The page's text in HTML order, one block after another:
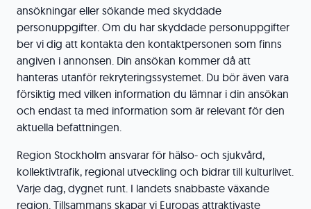
ansökningar eller sökande med skyddade
personuppgifter. Om du har skyddade personuppgifter
ber vi dig att kontakta den kontaktpersonen som finns
angiven i annonsen. Din ansökan kommer då att
hanteras utanför rekryteringssystemet. Du bör även vara
försiktig med vilken information du lämnar i din ansökan
och endast ta med information som är relevant för den
aktuella befattningen.
Region Stockholm ansvarar för hälso- och sjukvård,
kollektivtrafik, regional utveckling och bidrar till kulturlivet.
Varje dag, dygnet runt. I landets snabbaste växande
region. Tillsammans skapar vi Europas attraktivaste